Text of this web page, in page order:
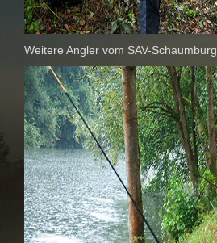
Weitere Angler vom SAV-Schaumburg